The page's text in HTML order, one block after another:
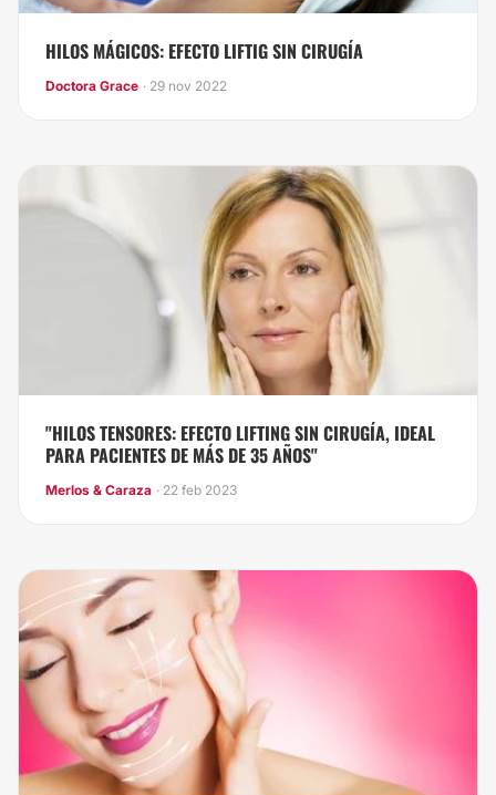
HILOS MÁGICOS: EFECTO LIFTIG SIN CIRUGÍA
Doctora Grace · 29 nov 2022
"HILOS TENSORES: EFECTO LIFTING SIN CIRUGÍA, IDEAL
PARA PACIENTES DE MÁS DE 35 AÑOS"
Merlos & Caraza · 22 feb 2023